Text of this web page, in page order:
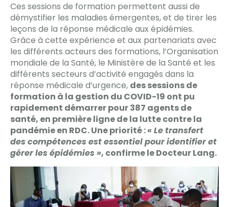
Ces sessions de formation permettent aussi de
démystifier les maladies émergentes, et de tirer les
leçons de la réponse médicale aux épidémies.
Grâce à cette expérience et aux partenariats avec
les différents acteurs des formations, l’Organisation
mondiale de la Santé, le Ministère de la Santé et les
différents secteurs d’activité engagés dans la
réponse médicale d’urgence, des sessions de
formation à la gestion du COVID-19 ont pu
rapidement démarrer pour 387 agents de
santé, en première ligne de la lutte contre la
pandémie en RDC. Une priorité :« Le transfert
des compétences est essentiel pour identifier et
gérer les épidémies », confirme le Docteur Lang.